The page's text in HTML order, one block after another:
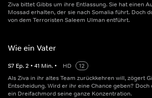
Ziva bittet Gibbs um ihre Entlassung. Sie hat einen
Mossad erhalten, der sie nach Somalia führt. Doch
von dem Terroristen Saleem Ulman entführt.
Wie ein Vater
S7 Ep.2 • 41 Min. • HD
12
Als Ziva in ihr altes Team zurückkehren will, zögert
Entscheidung. Wird er ihr eine Chance geben?
ein Dreifachmord seine ganze Konzentration.